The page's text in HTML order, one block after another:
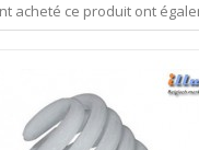
acheté ce produit ont